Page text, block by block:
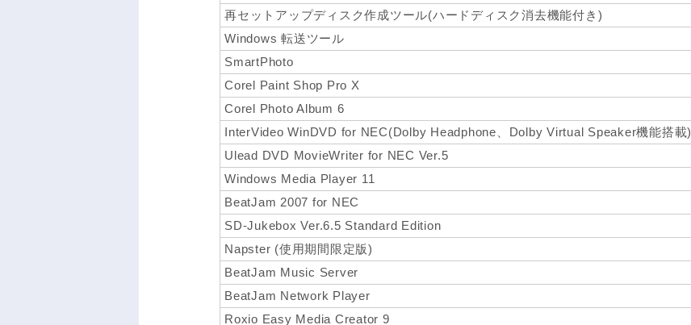
再セットアップディスク作成ツール(ハードディスク消去機能付き)
Windows 転送ツール
SmartPhoto
Corel Paint Shop Pro X
Corel Photo Album 6
InterVideo WinDVD for NEC(Dolby Headphone、Dolby Virtual Speaker機能搭載)
Ulead DVD MovieWriter for NEC Ver.5
Windows Media Player 11
BeatJam 2007 for NEC
SD-Jukebox Ver.6.5 Standard Edition
Napster (使用期間限定版)
BeatJam Music Server
BeatJam Network Player
Roxio Easy Media Creator 9